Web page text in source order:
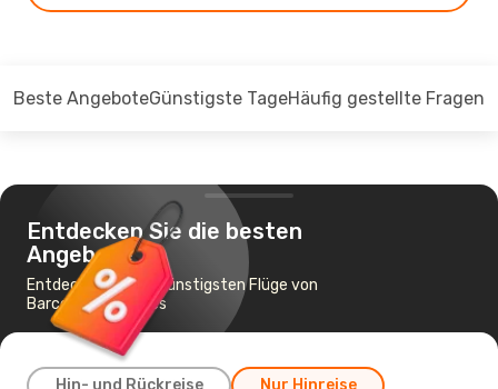
Beste AngeboteGünstigste TageHäufig gestellte Fragen
Entdecken Sie die besten
Angebote
Entdecken Sie die günstigsten Flüge von
Barcelona nach Fès
Hin- und Rückreise Nur Hinreise